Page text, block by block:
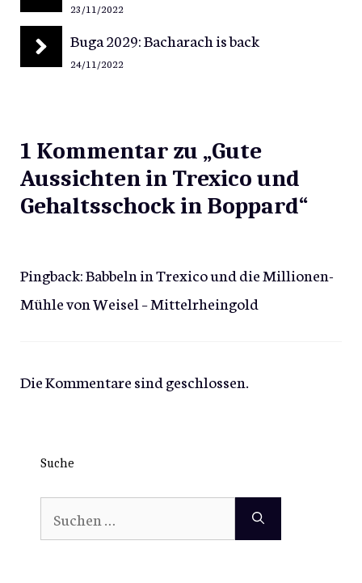
23/11/2022
Buga 2029: Bacharach is back
24/11/2022
1 Kommentar zu „Gute
Aussichten in Trexico und
Gehaltsschock in Boppard“
Pingback:Babbeln in Trexico und die Millionen-
Mühle von Weisel – Mittelrheingold
Die Kommentare sind geschlossen.
Suche
Suchen
nach: